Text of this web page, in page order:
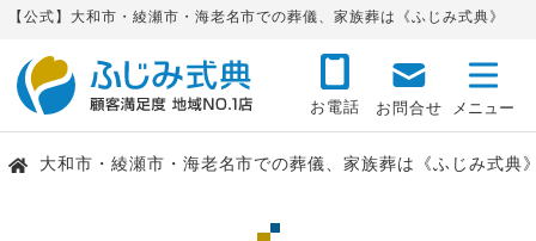
【公式】大和市・綾瀬市・海老名市での葬儀、家族葬は《ふじみ式典》
お電話 お問合せ
大和市・綾瀬市・海老名市での葬儀、家族葬は《ふじみ式典